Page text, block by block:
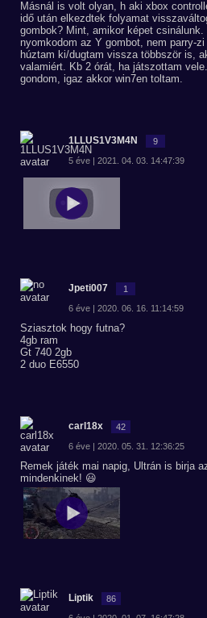
Másnál is volt olyan, h aki xbox
idő után elkezdtek folyamat
gombok? Mint, amikor képet
nyomkodom az Y gombot, nem parry-
húztam ki/dugtam vissza többször is,
valamiért. Kb 2 órát, ha játszottam
gondom, igaz akkor win7en toltam.
1LLUS1V3M4N 9
5 éve | 2021. 04. 03. 14:47:39
Jpeti007 1
6 éve | 2020. 06. 16. 11:14:59
Sziasztok hogy futna?
4gb ram
Gt 740 2gb
2 duo E6550
carl18x 42
6 éve | 2020. 05. 31. 12:36:25
Remek játék mai napig, Ultrán is birja
mindenkinek! 😃
Liptik 86